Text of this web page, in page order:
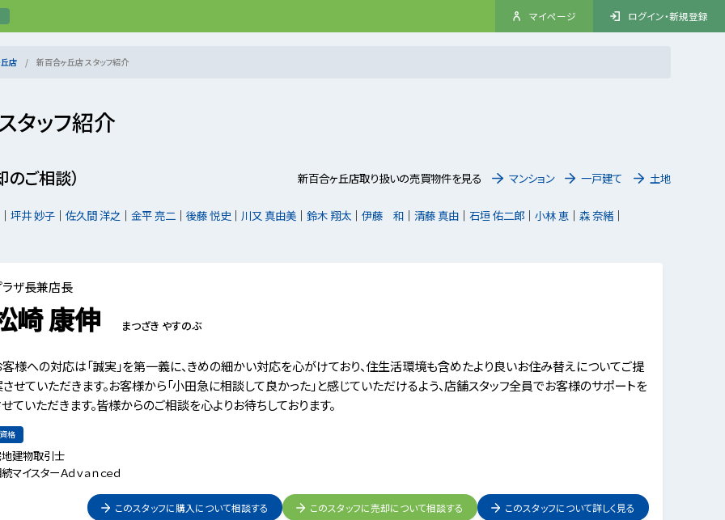
マイページ ログイン・新規登録
店 新百合ヶ丘店 スタッフ紹介
タッフ紹介
ご相談） 新百合ヶ丘店取り扱いの売買物件を見る マンション 一戸建て 土地
坪井 妙子 佐久間 洋之 金平 亮二 後藤 悦史 川又 真由美 鈴木 翔太 伊藤 和 清藤 真由 石垣 佑二郎 小林 恵 森 奈緒
ザ長兼店長
崎 康伸 まつざき やすのぶ
様への対応は「誠実」を第一義に、きめの細かい対応を心がけており、住生活環境も含めたより良いお住み替えについてご提
せていただきます。お客様から「小田急に相談して良かった」と感じていただけるよう、店舗スタッフ全員でお客様のサポートを
ていただきます。皆様からのご相談を心よりお待ちしております。
格
建物取引士
マイスターＡｄｖａｎｃｅｄ
このスタッフに購入について相談する このスタッフに売却について相談する このスタッフについて詳しく見る